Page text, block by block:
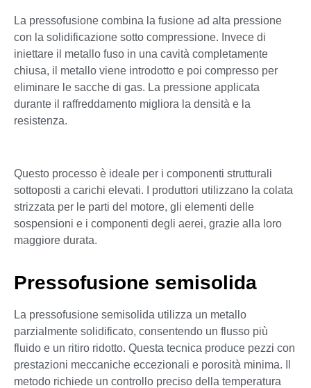
La pressofusione combina la fusione ad alta pressione
con la solidificazione sotto compressione. Invece di
iniettare il metallo fuso in una cavità completamente
chiusa, il metallo viene introdotto e poi compresso per
eliminare le sacche di gas. La pressione applicata
durante il raffreddamento migliora la densità e la
resistenza.
Questo processo è ideale per i componenti strutturali
sottoposti a carichi elevati. I produttori utilizzano la colata
strizzata per le parti del motore, gli elementi delle
sospensioni e i componenti degli aerei, grazie alla loro
maggiore durata.
Pressofusione semisolida
La pressofusione semisolida utilizza un metallo
parzialmente solidificato, consentendo un flusso più
fluido e un ritiro ridotto. Questa tecnica produce pezzi con
prestazioni meccaniche eccezionali e porosità minima. Il
metodo richiede un controllo preciso della temperatura